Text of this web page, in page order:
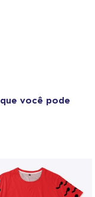
que você pode